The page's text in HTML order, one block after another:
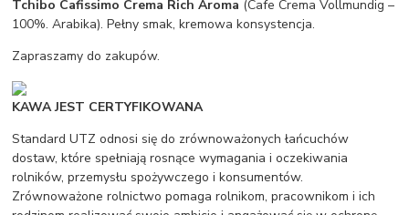
Tchibo Cafissimo Crema Rich Aroma (Cafe Crema Vollmundig –
100%. Arabika). Pełny smak, kremowa konsystencja.
Zapraszamy do zakupów.
KAWA JEST CERTYFIKOWANA
Standard UTZ odnosi się do zrównoważonych łańcuchów
dostaw, które spełniają rosnące wymagania i oczekiwania
rolników, przemysłu spożywczego i konsumentów.
Zrównoważone rolnictwo pomaga rolnikom, pracownikom i ich